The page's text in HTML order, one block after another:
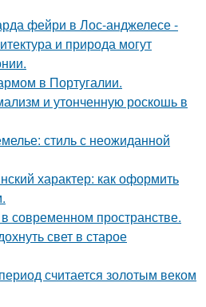
фейри в Лос-анджелесе -
и природа могут
в Португалии.
и утонченную роскошь в
стиль с неожиданной
характер: как оформить
современном пространстве.
свет в старое
считается золотым веком